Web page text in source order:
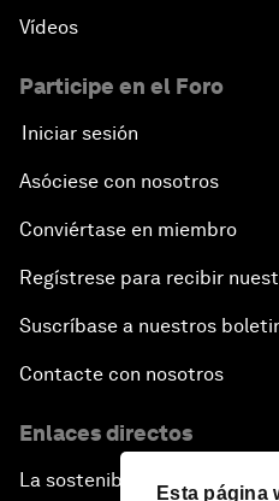
Esta página
Vídeos
Participe en el Foro
Iniciar sesión
Asóciese con nosotros
Conviértase en miembro
Regístrese para recibir
Suscríbase a nuestros
Contacte con nosotros
Enlaces directos
La sostenibilidad en el Foro